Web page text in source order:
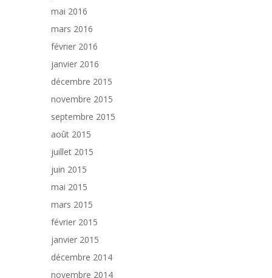
mai 2016
mars 2016
février 2016
janvier 2016
décembre 2015
novembre 2015
septembre 2015
août 2015
juillet 2015
juin 2015
mai 2015
mars 2015
février 2015
janvier 2015
décembre 2014
novembre 2014